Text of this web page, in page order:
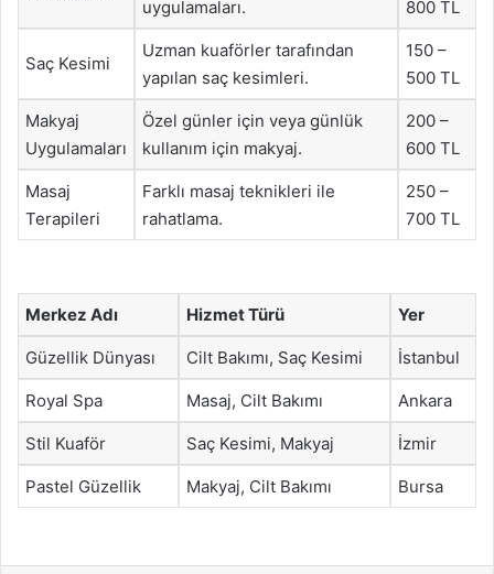
uygulamaları.
800 TL
Saç Kesimi
Uzman kuaförler tarafından
yapılan saç kesimleri.
150 –
500 TL
Makyaj
Uygulamaları
Özel günler için veya günlük
kullanım için makyaj.
200 –
600 TL
Masaj
Terapileri
Farklı masaj teknikleri ile
rahatlama.
250 –
700 TL
Merkez Adı Hizmet Türü Yer
Güzellik Dünyası Cilt Bakımı, Saç Kesimi İstanbul
Royal Spa Masaj, Cilt Bakımı Ankara
Stil Kuaför Saç Kesimi, Makyaj İzmir
Pastel Güzellik Makyaj, Cilt Bakımı Bursa